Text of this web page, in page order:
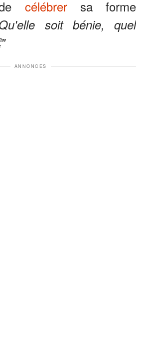
célébrersa forme
soit bénie, quel
ANNONCES